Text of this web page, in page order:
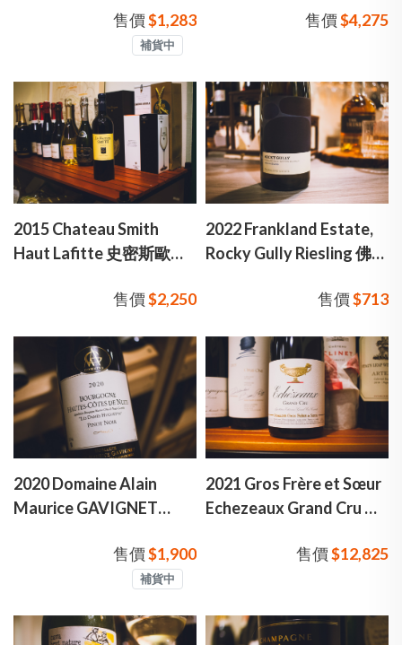
德斯 馬貢區 夏多內 白酒
售價$1,283
補貨中
售價$4,275
2015 Chateau Smith
Haut Lafitte 史密斯歐拉
售價$2,250
2022 Frankland Estate,
Rocky Gully Riesling 佛蘭
售價$713
2020 Domaine Alain
Maurice GAVIGNET
維涅 勃根地 上夜丘 紅酒
售價$1,900
補貨中
2021 Gros Frère et Sœur
Echezeaux Grand Cru 葛
艾雪索 特級園 紅酒
售價$12,825